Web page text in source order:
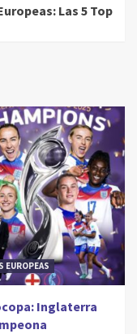
Las 5 Top
EUROPEAS
Inglaterra